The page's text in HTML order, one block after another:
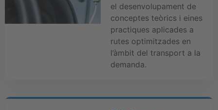
el desenvolupament de
conceptes teòrics i eines
practiques aplicades a
rutes optimitzades en
l’àmbit del transport a la
demanda.